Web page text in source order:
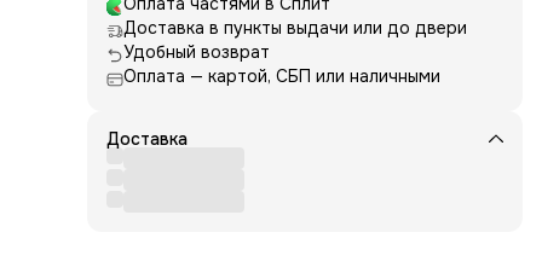
Доставка в пункты выдачи или до двери
Удобный возврат
Оплата — картой, СБП или наличными
Доставка